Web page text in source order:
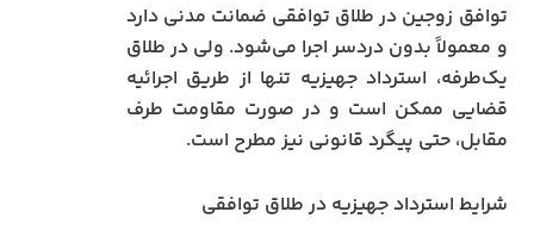
توافق زوجین در طلاق توافقی ضمانت مدنی دارد
و معمولاً بدون دردسر اجرا می‌شود. ولی در طلاق
یک‌طرفه، استرداد جهیزیه تنها از طریق اجرائیه
قضایی ممکن است و در صورت مقاومت طرف
مقابل، حتی پیگرد قانونی نیز مطرح است.
شرایط استرداد جهیزیه در طلاق توافقی